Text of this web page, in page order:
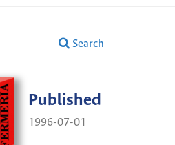
Search
Published
1996-07-01